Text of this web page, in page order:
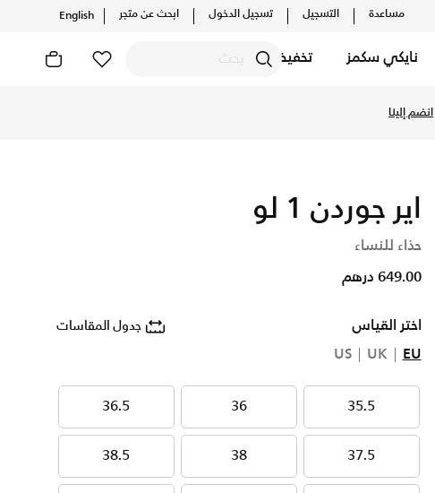
مساعدة التسجيل تسجيل الدخول ابحث عن متجر English
نايكي سكمز تخفيضات
انضم إلينا
اير جوردن 1 لو
حذاء للنساء
649.00 درهم
اختر القياس جدول المقاسات
EU
UK
US
35.5
35.5
36
36
36.5
36.5
37.5
37.5
38
38
38.5
38.5